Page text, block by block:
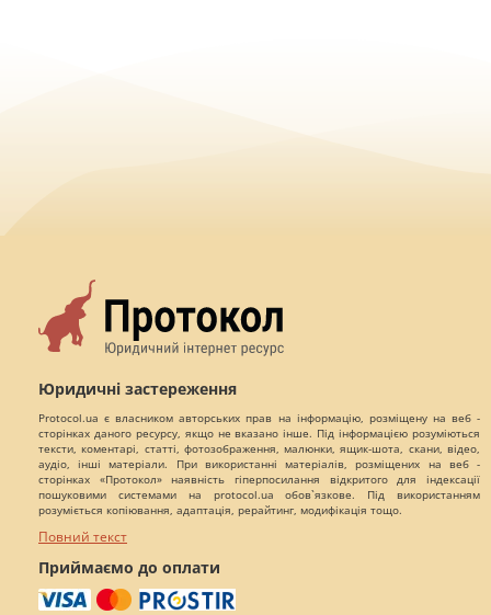
Юридичні застереження
Protocol.ua є власником авторських прав на інформацію, розміщену на веб -
сторінках даного ресурсу, якщо не вказано інше. Під інформацією розуміються
тексти, коментарі, статті, фотозображення, малюнки, ящик-шота, скани, відео,
аудіо, інші матеріали. При використанні матеріалів, розміщених на веб -
сторінках «Протокол» наявність гіперпосилання відкритого для індексації
пошуковими системами на protocol.ua обов`язкове. Під використанням
розуміється копіювання, адаптація, рерайтинг, модифікація тощо.
Повний текст
Приймаємо до оплати